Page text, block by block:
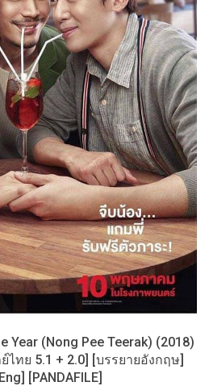
Year (Nong Pee Teerak) (2018)
ทย 5.1 + 2.0] [บรรยายอังกฤษ]
[PANDAFILE]